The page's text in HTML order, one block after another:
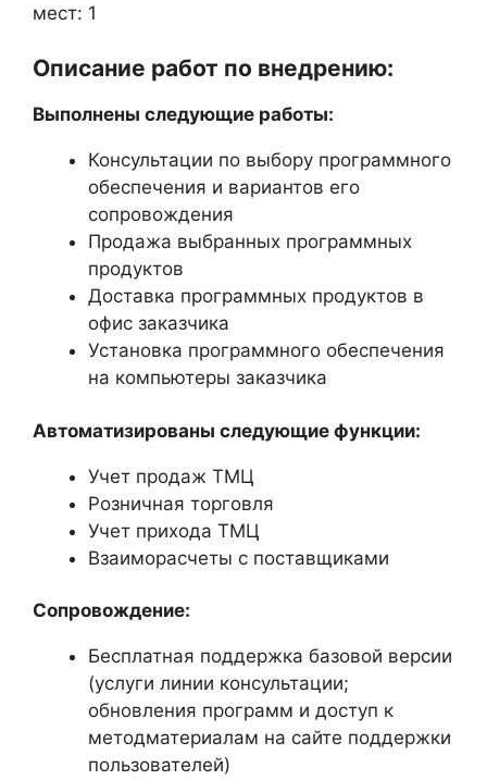
мест: 1
Описание работ по внедрению:
Выполнены следующие работы:
Консультации по выбору программного
обеспечения и вариантов его
сопровождения
Продажа выбранных программных
продуктов
Доставка программных продуктов в
офис заказчика
Установка программного обеспечения
на компьютеры заказчика
Автоматизированы следующие функции:
Учет продаж ТМЦ
Розничная торговля
Учет прихода ТМЦ
Взаиморасчеты с поставщиками
Сопровождение:
Бесплатная поддержка базовой версии
(услуги линии консультации;
обновления программ и доступ к
методматериалам на сайте поддержки
пользователей)